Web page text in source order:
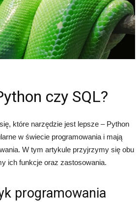
czy SQL?
które narzędzie jest lepsze – Python
w świecie programowania i mają
W tym artykule przyjrzymy się obu
ich funkcje oraz zastosowania.
programowania